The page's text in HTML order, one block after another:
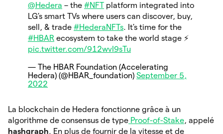
@Hedera – the #NFT platform integrated into
LG's smart TVs where users can discover, buy,
sell, & trade #HederaNFTs. It's time for the
#HBAR ecosystem to take the world stage ⚡️
pic.twitter.com/912wvI9sTu
— The HBAR Foundation (Accelerating
Hedera) (@HBAR_foundation) September 5,
2022
La blockchain de Hedera fonctionne grâce à un
algorithme de consensus de type Proof-of-Stake, appelé
hashgraph. En plus de fournir de la vitesse et de